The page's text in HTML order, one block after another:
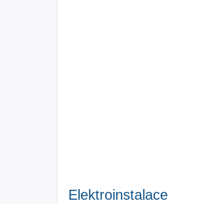
Elektroinstalace